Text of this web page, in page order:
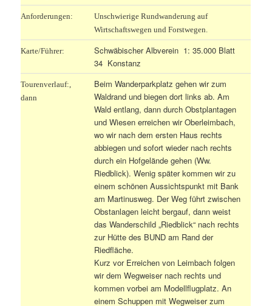
Anforderungen:
Unschwierige Rundwanderung auf
Wirtschaftswegen und Forstwegen.
Karte/Führer:
Schwäbischer Albverein 1: 35.000 Blatt
34 Konstanz
Tourenverlauf:,
dann
Beim Wanderparkplatz gehen wir zum
Waldrand und biegen dort links ab. Am
Wald entlang, dann durch Obstplantagen
und Wiesen erreichen wir Oberleimbach,
wo wir nach dem ersten Haus rechts
abbiegen und sofort wieder nach rechts
durch ein Hofgelände gehen (Ww.
Riedblick). Wenig später kommen wir zu
einem schönen Aussichtspunkt mit Bank
am Martinusweg. Der Weg führt zwischen
Obstanlagen leicht bergauf, dann weist
das Wanderschild „Riedblick“ nach rechts
zur Hütte des BUND am Rand der
Riedfläche.
Kurz vor Erreichen von Leimbach folgen
wir dem Wegweiser nach rechts und
kommen vorbei am Modellflugplatz. An
einem Schuppen mit Wegweiser zum